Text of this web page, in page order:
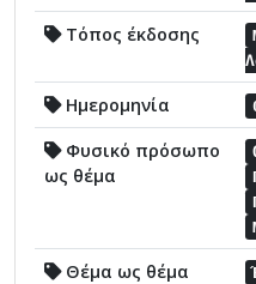
Τόπος έκδοσης
Ημερομηνία
Φυσικό πρόσωπο
ως θέμα
Θέμα ως θέμα